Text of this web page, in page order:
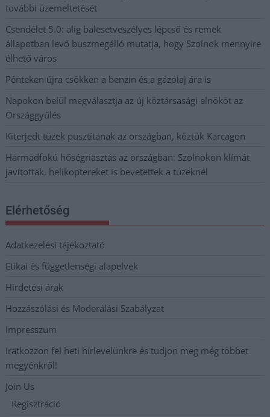
további üzemeltetését
Csendélet 5.0: alig balesetveszélyes lépcső és remek
állapotban levő buszmegálló mutatja, hogy Szolnok mennyire
élhető város
Pénteken újra csökken a benzin és a gázolaj ára is
Napokon belül megválasztja az új köztársasági elnököt az
Országgyűlés
Kiterjedt tüzek pusztítanak az országban, köztük Karcagon
Harmadfokú hőségriasztás az országban: Szolnokon klímát
javítottak, helikoptereket is bevetettek a tüzeknél
Elérhetőség
Adatkezelési tájékoztató
Etikai és függetlenségi alapelvek
Hirdetési árak
Hozzászólási és Moderálási Szabályzat
Impresszum
Iratkozzon fel heti hírlevelünkre és tudjon meg még többet
megyénkről!
Join Us
Regisztráció